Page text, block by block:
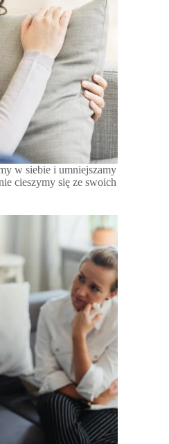
w siebie i umniejszamy
cieszymy się ze swoich